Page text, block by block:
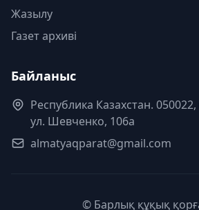
Жазылу
Газет архиві
Байланыс
Республика Казахстан.
ул. Шевченко, 106а
almatyaqparat@gmail.com
© Барлық құқық